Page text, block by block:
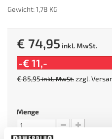
Gewicht: 1,78 KG
€ 74,95 inkl. MwSt.
-€ 11,-
€ 85,95inkl. MwSt.zzgl.
Menge